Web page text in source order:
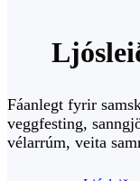
Fáanlegt fyrir
veggfesting,
vélarrúm, veita